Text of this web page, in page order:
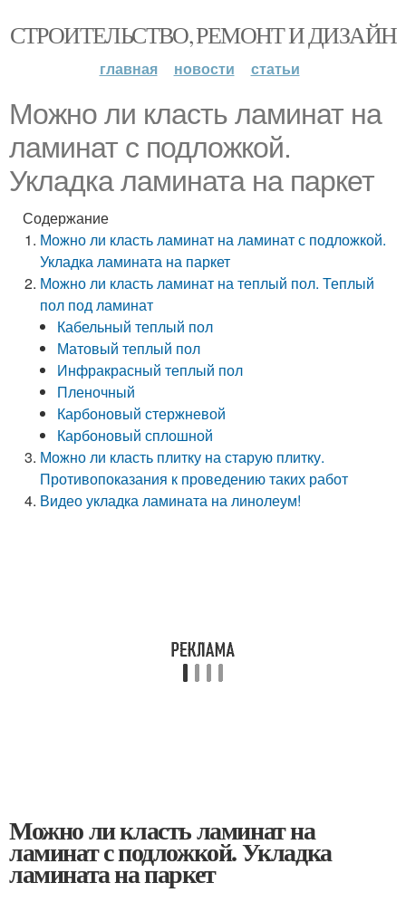
СТРОИТЕЛЬСТВО, РЕМОНТ И ДИЗАЙН
главная новости статьи
Можно ли класть ламинат на
ламинат с подложкой.
Укладка ламината на паркет
Содержание
Можно ли класть ламинат на ламинат с подложкой.
Укладка ламината на паркет
Можно ли класть ламинат на теплый пол. Теплый
пол под ламинат
Кабельный теплый пол
Матовый теплый пол
Инфракрасный теплый пол
Пленочный
Карбоновый стержневой
Карбоновый сплошной
Можно ли класть плитку на старую плитку.
Противопоказания к проведению таких работ
Видео укладка ламината на линолеум!
Можно ли класть ламинат на
ламинат с подложкой. Укладка
ламината на паркет